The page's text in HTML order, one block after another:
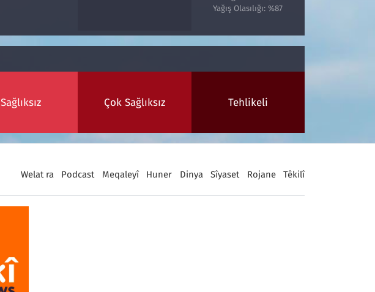
Yağış Olasılığı: %87
Sağlıksız Çok Sağlıksız Tehlikeli
Welat ra Podcast Meqaleyî Huner Dinya Sîyaset Rojane Têkilî